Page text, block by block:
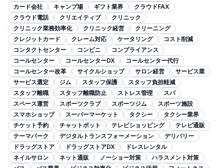
カード会社
キャンプ場 ギフト業界
クラウドFAX
クラウド電話
クリエイティブ
クリニック
クリニック業務効率化
クリニック経営
クリーニング
クレジットカード
クレーム対応 ケータリング
コスト削減
コンタクトセンター
コンビニ
コンプライアンス
コールセンター
コールセンターDX
コールセンター代行
コールセンター改革
サイクルショップ サロン経営
サービス業
サービス選定
ジム スタッフ保護
スタッフ負担軽減
スタッフ離職
スタッフ離職防止 ストレス管理
スパ
スペース運営
スポーツクラブ スポーツジム
スポーツ施設
スマホショップ
スーパーマーケット タクシー
タクシー業界
チケット予約
チャットボット テレビショッピング
テレビ通販
テーマパーク
デジタルトランスフォーメーション
デリバリー
ドラッグストア
ドラッグストアDX
ドレスレンタル
ネイルサロン
ネット通販 ノーショー対策
ハラスメント対策